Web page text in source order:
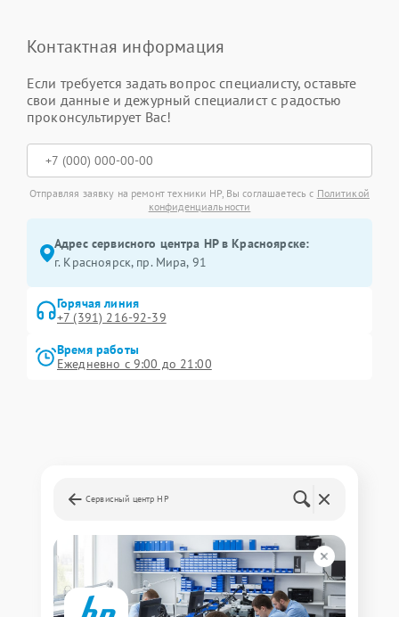
Контактная информация
Если требуется задать вопрос специалисту, оставьте
свои данные и дежурный специалист с радостью
проконсультирует Вас!
Отправляя заявку на ремонт техники HP, Вы соглашаетесь с Политикой
конфиденциальности
Адрес сервисного центра HP в Красноярске:
г. Красноярск, ​пр. Мира, 91
Горячая линия
+7 (391) 216-92-39
Время работы
Ежедневно с 9:00 до 21:00
Сервисный центр HP